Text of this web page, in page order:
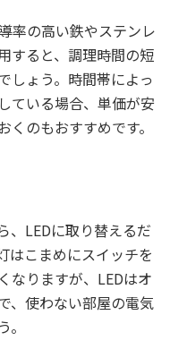
率の高い鉄やステンレ
すると、調理時間の短
しょう。時間帯によっ
ている場合、単価が安
のもおすすめです。
、LEDに取り替えるだ
はこまめにスイッチを
なりますが、LEDはオ
、使わない部屋の電気